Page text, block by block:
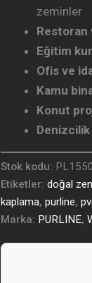
zeminler
Restoran
Eğitim
Ofis ve
Kamu
Konut
Stok kodu:
Etiketler:doğal
kaplama,purline,
Marka: PURLINE,